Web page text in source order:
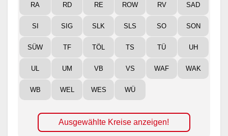
RA RD RE ROW RV SAD
SI SIG SLK SLS SO SON
SÜW TF TÖL TS TÜ UH
UL UM VB VS WAF WAK
WB WEL WES WÜ
Ausgewählte Kreise anzeigen!